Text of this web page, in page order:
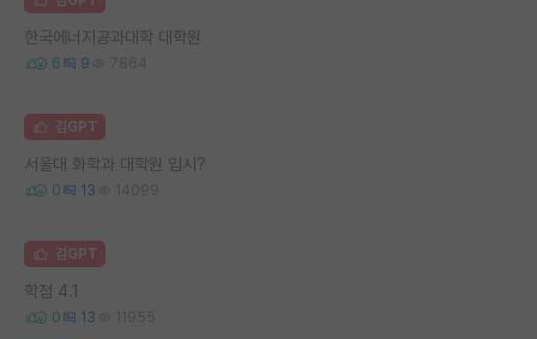
한국에너지공과대학 대학원
6 9 7864
김GPT
서울대 화학과 대학원 입시?
0 13 14099
김GPT
학점 4.1
0 13 11955